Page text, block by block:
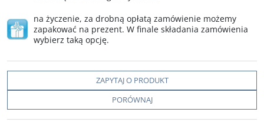
na życzenie, za drobną opłatą zamówienie możemy
zapakować na prezent. W finale składania zamówienia
wybierz taką opcję.
ZAPYTAJ O PRODUKT
PORÓWNAJ